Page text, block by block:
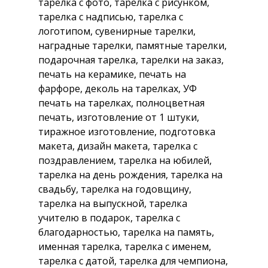
тарелка с надписью, тарелка с
логотипом, сувенирные тарелки,
наградные тарелки, памятные тарелки,
подарочная тарелка, тарелки на заказ,
печать на керамике, печать на
фарфоре, деколь на тарелках, УФ
печать на тарелках, полноцветная
печать, изготовление от 1 штуки,
тиражное изготовление, подготовка
макета, дизайн макета, тарелка с
поздравлением, тарелка на юбилей,
тарелка на день рождения, тарелка на
свадьбу, тарелка на годовщину,
тарелка на выпускной, тарелка
учителю в подарок, тарелка с
благодарностью, тарелка на память,
именная тарелка, тарелка с именем,
тарелка с датой, тарелка для чемпиона,